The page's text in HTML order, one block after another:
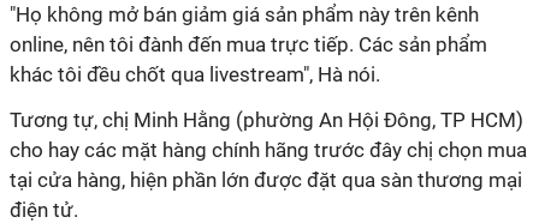
"Họ không mở bán giảm giá sản phẩm này trên kênh
online, nên tôi đành đến mua trực tiếp. Các sản phẩm
khác tôi đều chốt qua livestream", Hà nói.
Tương tự, chị Minh Hằng (phường An Hội Đông, TP HCM)
cho hay các mặt hàng chính hãng trước đây chị chọn mua
tại cửa hàng, hiện phần lớn được đặt qua sàn thương mại
điện tử.